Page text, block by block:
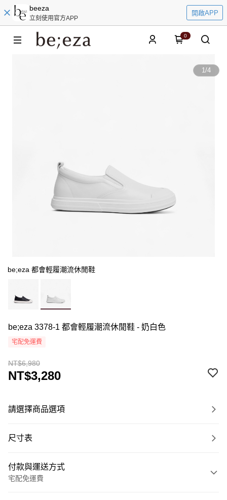
beeza
立刻使用官方APP
開啟APP
0
1/4
be;eza 都會輕履潮流休閒鞋
be;eza 3378-1 都會輕履潮流休閒鞋 - 奶白色
宅配免運費
NT$6,980
NT$3,280
請選擇商品選項
尺寸表
付款與運送方式
宅配免運費